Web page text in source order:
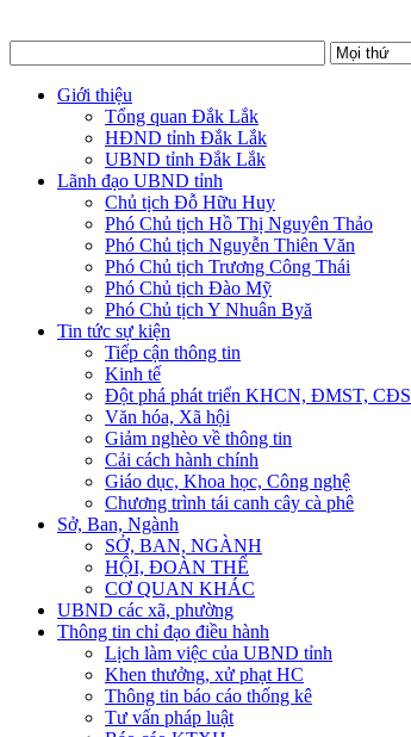
Giới thiệu
Tổng quan Đắk Lắk
HĐND tỉnh Đắk Lắk
UBND tỉnh Đắk Lắk
Lãnh đạo UBND tỉnh
Chủ tịch Đỗ Hữu Huy
Phó Chủ tịch Hồ Thị Nguyên Thảo
Phó Chủ tịch Nguyễn Thiên Văn
Phó Chủ tịch Trương Công Thái
Phó Chủ tịch Đào Mỹ
Phó Chủ tịch Y Nhuân Byă
Tin tức sự kiện
Tiếp cận thông tin
Kinh tế
Đột phá phát triển KHCN, ĐMST, CĐS
Văn hóa, Xã hội
Giảm nghèo về thông tin
Cải cách hành chính
Giáo dục, Khoa học, Công nghệ
Chương trình tái canh cây cà phê
Sở, Ban, Ngành
SỞ, BAN, NGÀNH
HỘI, ĐOÀN THỂ
CƠ QUAN KHÁC
UBND các xã, phường
Thông tin chỉ đạo điều hành
Lịch làm việc của UBND tỉnh
Khen thưởng, xử phạt HC
Thông tin báo cáo thống kê
Tư vấn pháp luật